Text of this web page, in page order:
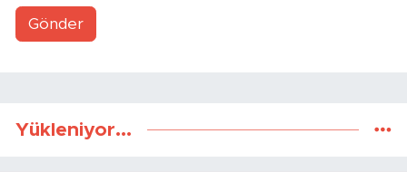
Gönder
Yükleniyor...